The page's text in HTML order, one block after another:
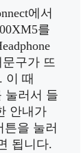
에서
를
문구가 뜨
이 때
눌러서 들
안내가
튼을 눌러
됩니다.